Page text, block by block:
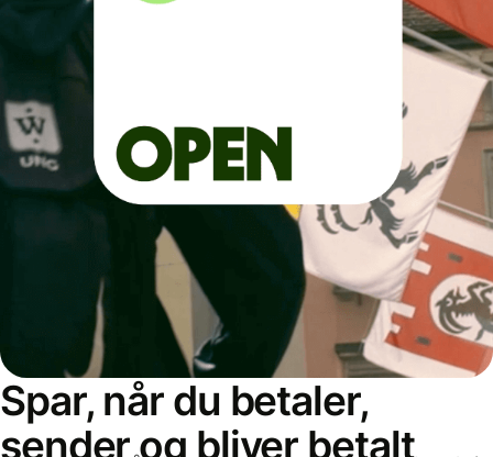
Spar, når du betaler,
sender og bliver betalt